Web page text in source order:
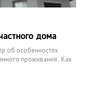
дома
об особенностях
проживания. Как